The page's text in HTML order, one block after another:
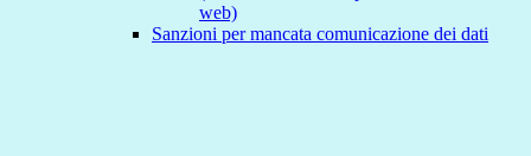
web)
Sanzioni per mancata comunicazione dei dati